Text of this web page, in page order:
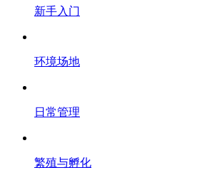
新手入门
环境场地
日常管理
繁殖与孵化